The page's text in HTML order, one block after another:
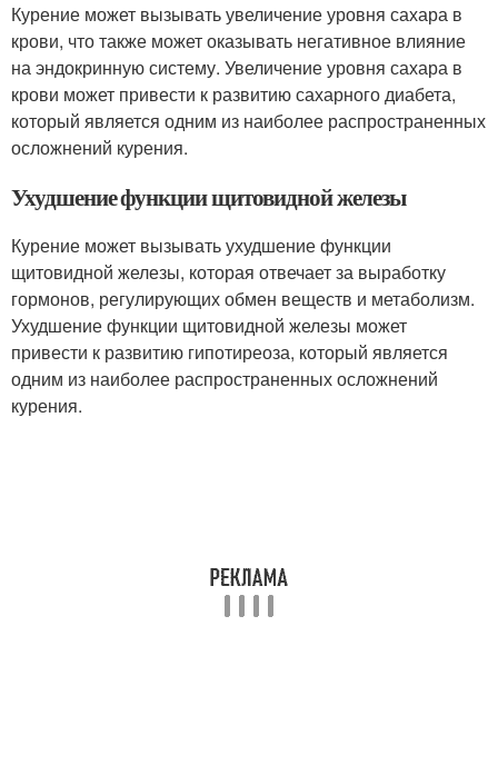
Курение может вызывать увеличение уровня сахара в
крови, что также может оказывать негативное влияние
на эндокринную систему. Увеличение уровня сахара в
крови может привести к развитию сахарного диабета,
который является одним из наиболее распространенных
осложнений курения.
Ухудшение функции щитовидной железы
Курение может вызывать ухудшение функции
щитовидной железы, которая отвечает за выработку
гормонов, регулирующих обмен веществ и метаболизм.
Ухудшение функции щитовидной железы может
привести к развитию гипотиреоза, который является
одним из наиболее распространенных осложнений
курения.